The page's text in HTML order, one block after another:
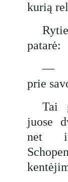
kurią
patarė:
—
prie
Tai
juose
net ir